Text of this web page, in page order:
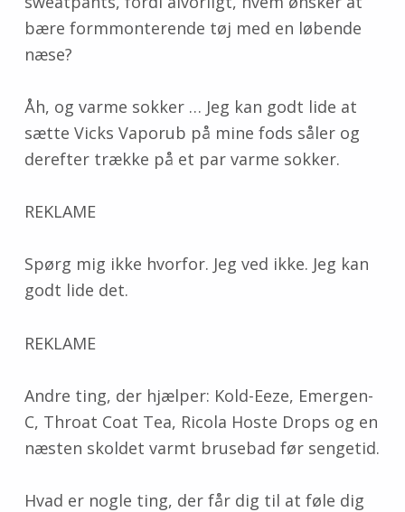
bære formmonterende tøj med en løbende
næse?
Åh, og varme sokker … Jeg kan godt lide at
sætte Vicks Vaporub på mine fods såler og
derefter trække på et par varme sokker.
REKLAME
Spørg mig ikke hvorfor. Jeg ved ikke. Jeg kan
godt lide det.
REKLAME
Andre ting, der hjælper: Kold-Eeze, Emergen-
C, Throat Coat Tea, Ricola Hoste Drops og en
næsten skoldet varmt brusebad før sengetid.
Hvad er nogle ting, der får dig til at føle dig